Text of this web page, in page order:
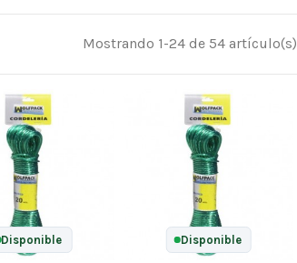
Mostrando 1-24 de 54 artículo(s)
Disponible Disponible